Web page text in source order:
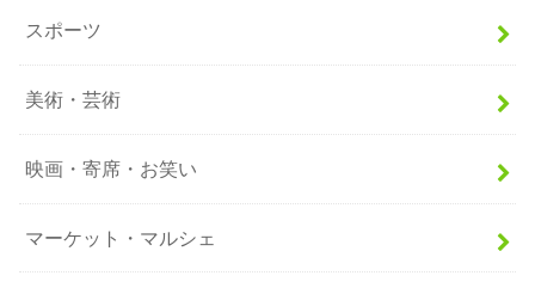
スポーツ
美術・芸術
映画・寄席・お笑い
マーケット・マルシェ